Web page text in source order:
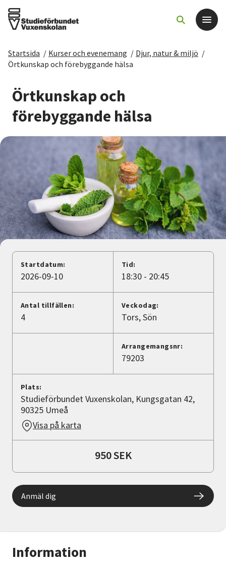
Det här gör vi
För dig som
Sök kurser och evenemang
Starta studiecirkel
Cirkelledare
Nyheter
Avdelningar
Lyssna
Startsida / Kurser och evenemang / Djur, natur & miljö /
Örtkunskap och förebyggande hälsa
Örtkunskap och
förebyggande hälsa
Information
Startdatum:
2026-09-10
Tid:
18:30 - 20:45
Antal tillfällen:
4
Veckodag:
Tors Sön
Arrangemangsnr:
79203
Plats:
Studieförbundet Vuxenskolan, Kungsgatan 42,
90325 Umeå
Visa på karta
950 SEK
Anmäl dig